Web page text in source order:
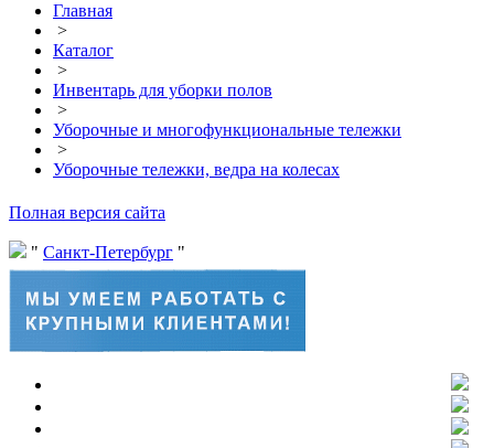
Главная
>
Каталог
>
Инвентарь для уборки полов
>
Уборочные и многофункциональные тележки
>
Уборочные тележки, ведра на колесах
Полная версия сайта
Санкт-Петербург